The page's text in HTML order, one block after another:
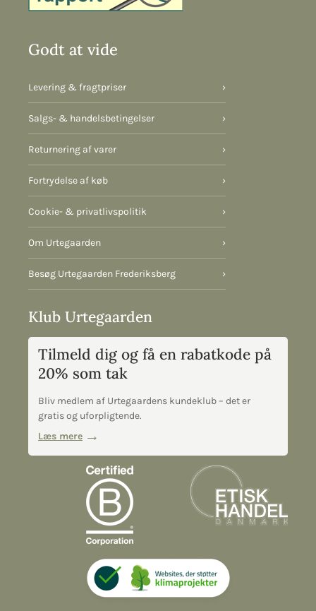
Godt at vide
Levering & fragtpriser ›
Salgs- & handelsbetingelser ›
Returnering af varer ›
Fortrydelse af køb ›
Cookie- & privatlivspolitik ›
Om Urtegaarden ›
Besøg Urtegaarden Frederiksberg ›
Klub Urtegaarden
Tilmeld dig og få en rabatkode på
20% som tak
Bliv medlem af Urtegaardens kundeklub – det er
gratis og uforpligtende.
Læs mere